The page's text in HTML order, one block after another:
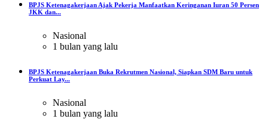
BPJS Ketenagakerjaan Ajak Pekerja Manfaatkan Keringanan Iuran 50 Persen
JKK dan...
Nasional
1 bulan yang lalu
BPJS Ketenagakerjaan Buka Rekrutmen Nasional, Siapkan SDM Baru untuk
Perkuat Lay...
Nasional
1 bulan yang lalu